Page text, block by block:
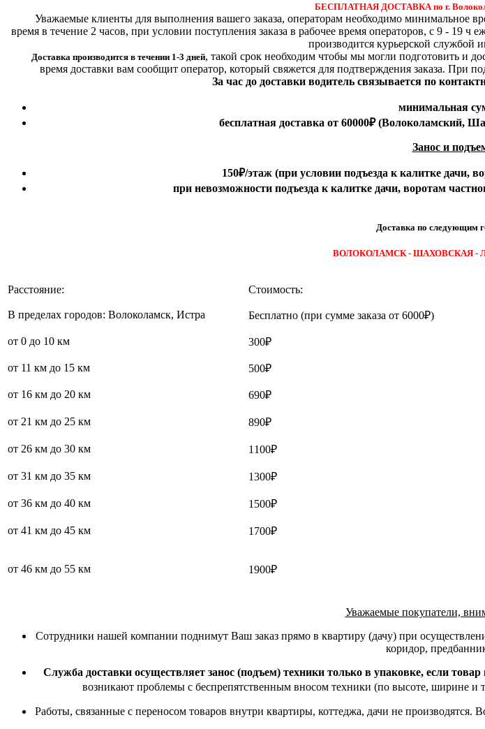
БЕСПЛАТНАЯ ДОСТАВКА по г.
Уважаемые клиенты для выполнения вашего заказа, операторам необходимо минимальное
время в течение 2 часов, при условии поступления заказа в рабочее время операторов, с 9 - 19 ч
производится курьерской службой
Доставка производится в течении 1-3 дней, такой срок необходим чтобы мы могли подготовить и
время доставки вам сообщит оператор, который свяжется для подтверждения заказа. При
За час до доставки водитель связывается по
минимальная
бесплатная доставка от 60000₽ (Волоколамский,
Занос и
150₽/этаж(при условии подъезда к калитке дачи,
при невозможности подъезда к калитке дачи, воротам
Доставка по следующим
ВОЛОКОЛАМСК - ШАХОВСКАЯ -
Расстояние: Стоимость:
В пределах городов: Волоколамск, Истра Бесплатно (при сумме заказа от 6000₽)
от 0 до 10 км 300₽
от 11 км до 15 км 500₽
от 16 км до 20 км 690₽
от 21 км до 25 км 890₽
от 26 км до 30 км 1100₽
от 31 км до 35 км 1300₽
от 36 км до 40 км 1500₽
от 41 км до 45 км 1700₽
от 46 км до 55 км 1900₽
Уважаемые покупатели,
Сотрудники нашей компании поднимут Ваш заказ прямо в квартиру (дачу) при
коридор,
Служба доставки осуществляет занос (подъем) техники только в упаковке, если
возникают проблемы с беспрепятственным вносом техники (по высоте, ширине
Работы, связанные с переносом товаров внутри квартиры, коттеджа, дачи не